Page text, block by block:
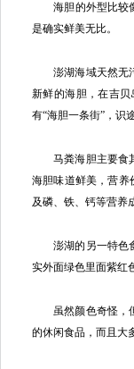
海胆的外型比较像
是确实鲜美无比。
澎湖海域天然无污
新鲜的海胆，在吉
有“海胆一条街”，识
马粪海胆主要食其
海胆味道鲜美，营养
及磷、铁、钙等营养
澎湖的另一特色食
实外面绿色里面紫红
虽然颜色奇怪，但
的休闲食品，而且大